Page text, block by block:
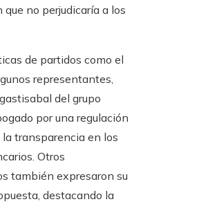
que no perjudicaría a los
de partidos como el
representantes,
del grupo
por una regulación
transparencia en los
Otros
también expresaron su
destacando la